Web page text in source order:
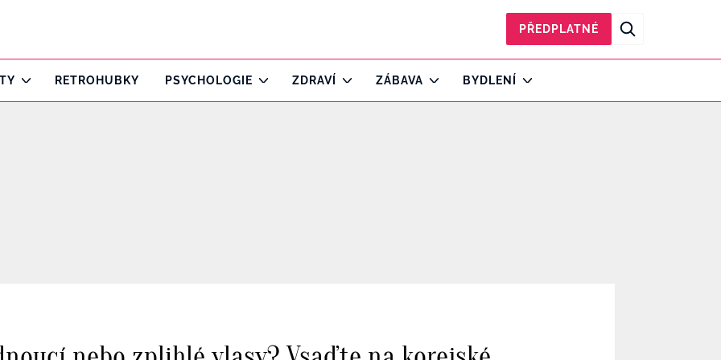
PŘEDPLATNÉ
RETROHUBKY PSYCHOLOGIE ZDRAVÍ ZÁBAVA BYDLENÍ